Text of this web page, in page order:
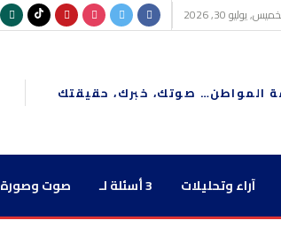
يوليو 30, 2026
المواطن… صوتك، خبرك، حقيقتك
آراء وتحليلات 3 أسئلة لـ صوت وصورة